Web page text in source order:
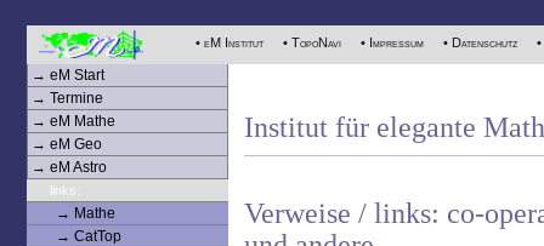
• eM Institut • TopoNavi • Impressum • Datenschutz
→ eM Start
→ Termine
→ eM Mathe
→ eM Geo
→ eM Astro
links:
→ Mathe
→ CatTop
Institut für elegante
Verweise / links: co-